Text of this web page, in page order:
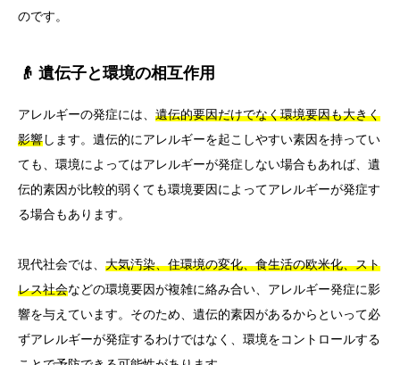
のです。
👴 遺伝子と環境の相互作用
アレルギーの発症には、 遺伝的要因だけでなく環境要因も大きく
影響します。遺伝的にアレルギーを起こしやすい素因を持ってい
ても、環境によってはアレルギーが発症しない場合もあれば、遺
伝的素因が比較的弱くても環境要因によってアレルギーが発症す
る場合もあります。
現代社会では、 大気汚染、住環境の変化、食生活の欧米化、スト
レス社会などの環境要因が複雑に絡み合い、アレルギー発症に影
響を与えています。そのため、遺伝的素因があるからといって必
ずアレルギーが発症するわけではなく、環境をコントロールする